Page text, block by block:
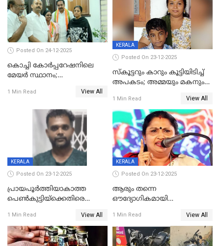
Posted On 24-12-2025
കൊച്ചി കോര്‍പ്പറേഷനിലെ
മേയര്‍ സ്ഥാനം;
രൂക്ഷം
1 Min Read View All
KERALA
Posted On 23-12-2025
സ്കൂട്ടറും കാറും കൂട്ടിയിടിച്ച്
അപകടം; അമ്മയും മകനും
ഗുരുതരാവസ്ഥയിൽ
1 Min Read View All
KERALA
Posted On 23-12-2025
പ്രായപൂർത്തിയാകാത്ത
പെൺകുട്ടിയ്ക്കെതിരെ
59 വർഷം തടവും 90,൦൦൦ രൂപ
പിഴയും ശിക്ഷ
1 Min Read View All
KERALA
Posted On 23-12-2025
ആരും തന്നെ
ഔദ്യോഗികമായി
കണ്ടെത്താൻ ഇന്ന് കോർ
കമ്മിറ്റി കൂടിയില്ല';
അതൃപ്തിയുമായി ദീപ്തി മേരി
1 Min Read View All